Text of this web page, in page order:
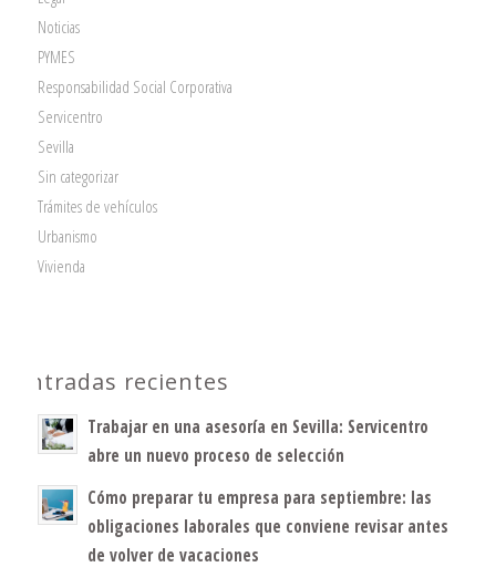
Noticias
PYMES
Responsabilidad Social Corporativa
Servicentro
Sevilla
Sin categorizar
Trámites de vehículos
Urbanismo
Vivienda
Entradas recientes
Trabajar en una asesoría en Sevilla: Servicentro
abre un nuevo proceso de selección
Cómo preparar tu empresa para septiembre: las
obligaciones laborales que conviene revisar antes
de volver de vacaciones